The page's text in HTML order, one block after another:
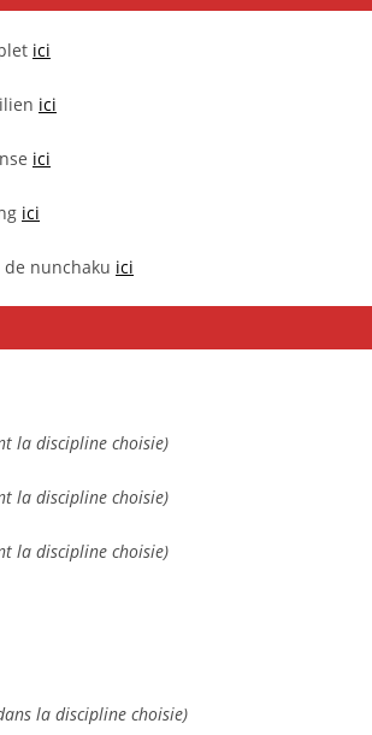
ici
ici
ici
ici
de nunchaku ici
la discipline choisie)
la discipline choisie)
la discipline choisie)
la discipline choisie)